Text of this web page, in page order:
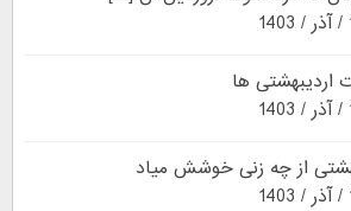
ها
از چه زنی خوشش میاد